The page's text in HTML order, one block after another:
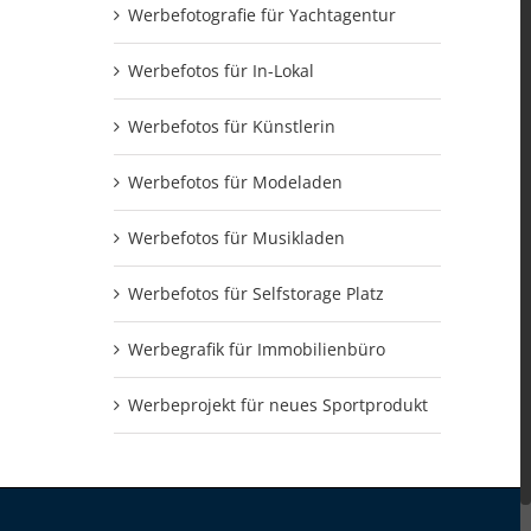
Werbefotografie für Yachtagentur
Werbefotos für In-Lokal
Werbefotos für Künstlerin
Werbefotos für Modeladen
Werbefotos für Musikladen
Werbefotos für Selfstorage Platz
Werbegrafik für Immobilienbüro
Werbeprojekt für neues Sportprodukt